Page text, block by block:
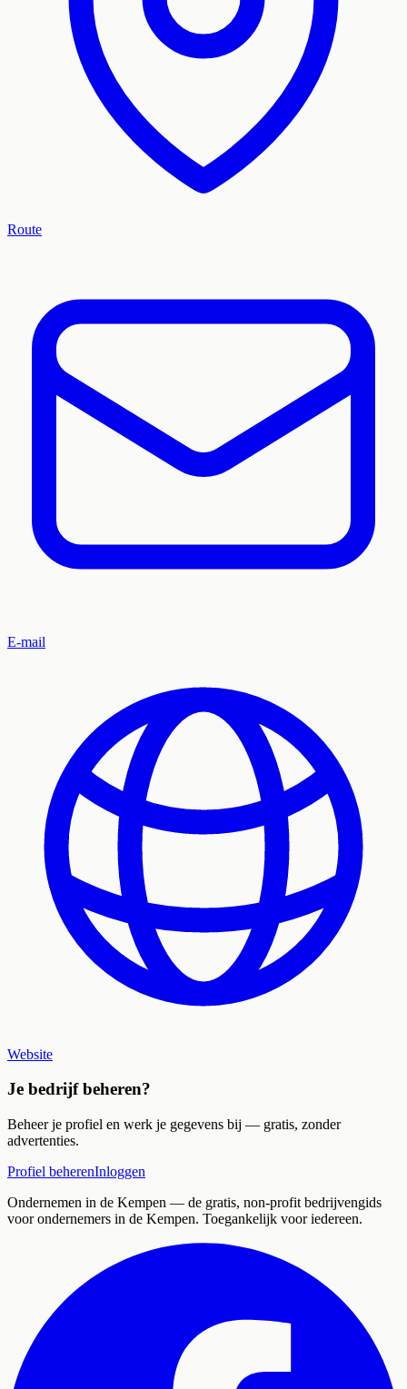
Route
E-mail
Website
Je bedrijf beheren?
Beheer je profiel en werk je gegevens bij — gratis, zonder
advertenties.
Profiel beherenInloggen
Ondernemen in de Kempen — de gratis, non-profit bedrijvengids
voor ondernemers in de Kempen. Toegankelijk voor iedereen.